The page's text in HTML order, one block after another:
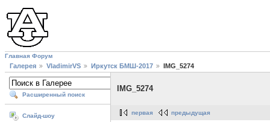
Главная Форум
Галерея VladimirVS Иркутск БМШ-2017 IMG_5274
Расширенный поиск
Слайд-шоу
IMG_5274
первая предыдущая